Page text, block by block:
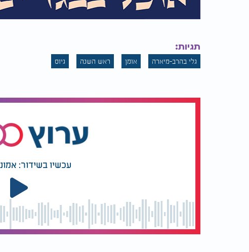
תגיות:
גלי בהרב-מיארה אומן ראש השנה גיוס
עכשיו בשידור: